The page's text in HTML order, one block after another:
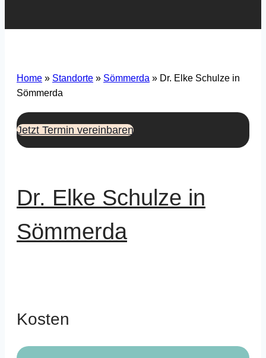
Home » Standorte » Sömmerda » Dr. Elke Schulze in
Sömmerda
Jetzt Termin vereinbaren
Dr. Elke Schulze in
Sömmerda
Kosten